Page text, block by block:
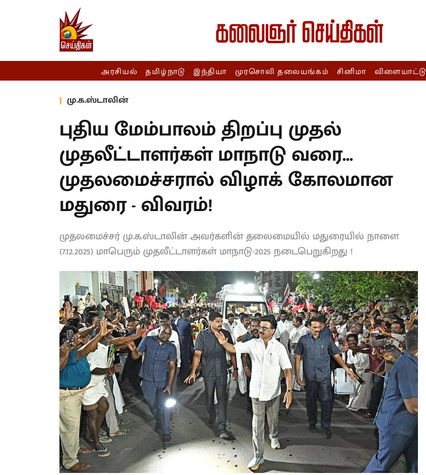
அரசியல் தமிழ்நாடு இந்தியா முரசொலி தலையங்கம் சினிமா விளையாட்டு
மு.க.ஸ்டாலின்
புதிய மேம்பாலம் திறப்பு முதல்
முதலீட்டாளர்கள் மாநாடு வரை...
முதலமைச்சரால் விழாக் கோலமான
மதுரை - விவரம்!
முதலமைச்சர் மு.க.ஸ்டாலின் அவர்களின் தலைமையில் மதுரையில் நாளை
(7.12.2025) மாபெரும் முதலீட்டாளர்கள் மாநாடு-2025 நடைபெறுகிறது !